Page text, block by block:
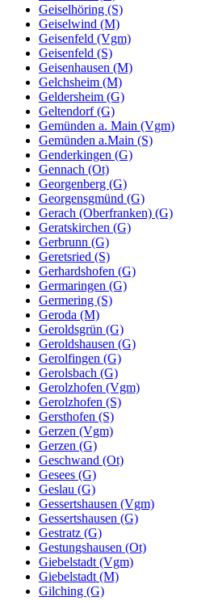
Geiselhöring (S)
Geiselwind (M)
Geisenfeld (Vgm)
Geisenfeld (S)
Geisenhausen (M)
Gelchsheim (M)
Geldersheim (G)
Geltendorf (G)
Gemünden a. Main (Vgm)
Gemünden a.Main (S)
Genderkingen (G)
Gennach (Ot)
Georgenberg (G)
Georgensgmünd (G)
Gerach (Oberfranken) (G)
Geratskirchen (G)
Gerbrunn (G)
Geretsried (S)
Gerhardshofen (G)
Germaringen (G)
Germering (S)
Geroda (M)
Geroldsgrün (G)
Geroldshausen (G)
Gerolfingen (G)
Gerolsbach (G)
Gerolzhofen (Vgm)
Gerolzhofen (S)
Gersthofen (S)
Gerzen (Vgm)
Gerzen (G)
Geschwand (Ot)
Gesees (G)
Geslau (G)
Gessertshausen (Vgm)
Gessertshausen (G)
Gestratz (G)
Gestungshausen (Ot)
Giebelstadt (Vgm)
Giebelstadt (M)
Gilching (G)